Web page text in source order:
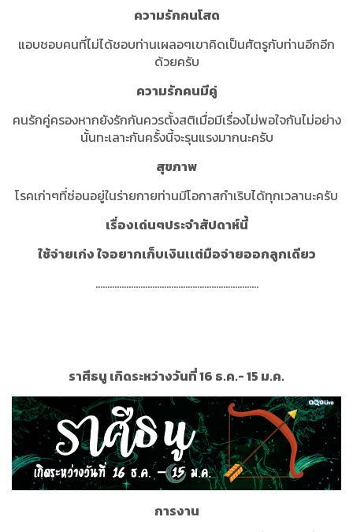
ความรักคนโสด
แอบชอบคนที่ไม่ได้ชอบท่านเผลอๆเขาคิดเป็นศัตรูกับท่านอีกอีก
ด้วยครับ
ความรักคนมีคู่
คนรักคู่ครองหากยังรักกันควรตั้งสติเมื่อมีเรื่องไม่พอใจกันไม่อย่าง
นั้นทะเลาะกันครั้งนี้จะรุนแรงมากนะครับ
สุขภาพ
โรคเก่าๆที่ซ่อนอยู่ในร่ายกายท่านมีโอกาสกำเริบได้ทุกเวลานะครับ
เรื่องเด่นๆประจำสัปดาห์นี้
ใช้จ่ายเก่ง ใจอยากเก็บเงินเเต่มือจ่ายออกลูกเดียว
.....................................................................
ราศีธนู เกิดระหว่างวันที่ 16 ธ.ค.- 15 ม.ค.
การงาน